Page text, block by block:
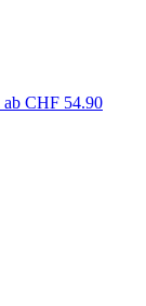
ab CHF 54.90